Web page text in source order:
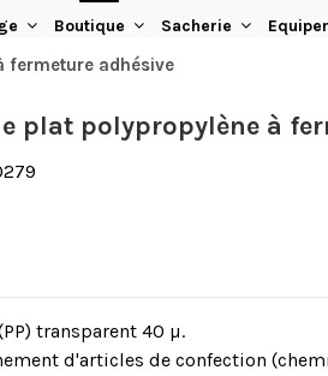
Boutique Sacherie
fermeture adhésive
plat polypropylène à
transparent 40 µ.
d'articles de confection